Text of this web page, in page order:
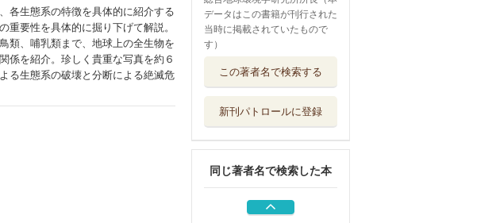
各生態系の特徴を具体的に紹介する
要性を具体的に掘り下げて解説。
類、哺乳類まで、地球上の全生物を
係を紹介。珍しく貴重な写真を約６
る生態系の破壊と分断による絶滅危
データはこの書籍が刊行された
当時に掲載されていたもので
す）
この著者名で検索する
新刊パトロールに登録
同じ著者名で検索した本
どもたち その...
超楽器
センス・オブ・ワ
ンダーを語る
かもがわ出版